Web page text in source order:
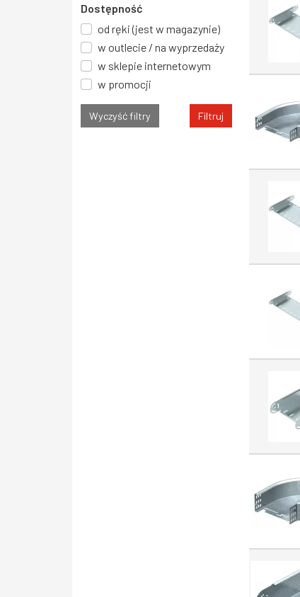
instalacji elektrycznej (12089)
Kabel zasilający >= 1 kV, do
instalacji ruchomych (10085)
Gniazdo (8867)
drukowanych (8744)
Dostępność
od ręki (jest w magazynie)
w outlecie / na wyprzedaży
w sklepie internetowym
w promocji
Wyczyść filtry Filtruj